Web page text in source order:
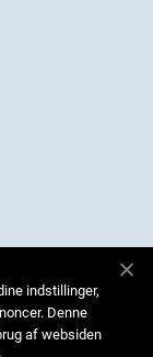
indstillinger,
Denne
af websiden